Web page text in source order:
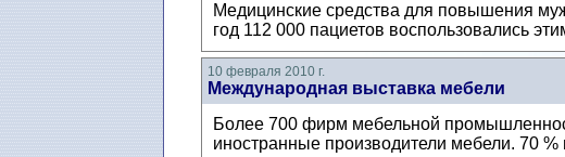
Медицинские средства для повышения
год 112 000 пациетов воспользовались
10 февраля 2010 г.
Международная выставка мебели
Более 700 фирм мебельной
иностранные производители мебели. 70